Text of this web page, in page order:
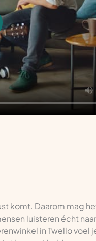
komt. Daarom mag
luisteren écht
in Twello voel